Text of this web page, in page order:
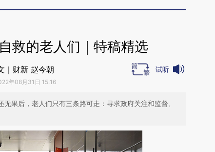
救的老人们｜特稿精选
｜财新 赵今朝
年08月31日 15:16
试听
无果后，老人们只有三条路可走：寻求政府关注和监督、